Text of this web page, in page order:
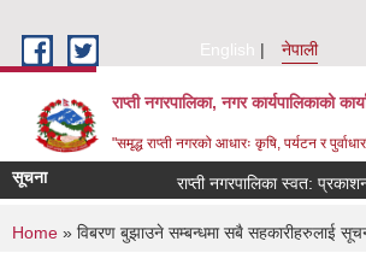
English
नेपाली
राप्ती नगरपालिका, नगर कार्यपालिकाको
"समृद्ध राप्ती नगरको आधारः कृषि, पर्यटन र
सूचना राप्ती नगरपालिका स्वत: प्रकाशन।
You are here
Home » विबरण बुझाउने सम्बन्धमा सबै सहकारीहरुलाई